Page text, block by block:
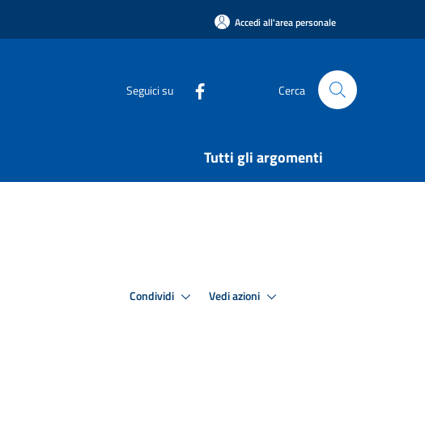
Accedi all'area personale
Seguici su Cerca
Tutti gli argomenti
Condividi Vedi azioni